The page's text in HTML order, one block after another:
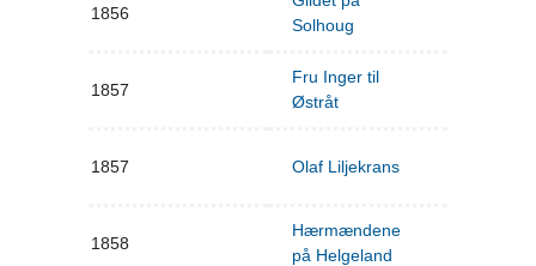
1856
Solhoug
1857
Fru Inger til
Østråt
1857 Olaf Liljekrans
1858
Hærmændene
på Helgeland